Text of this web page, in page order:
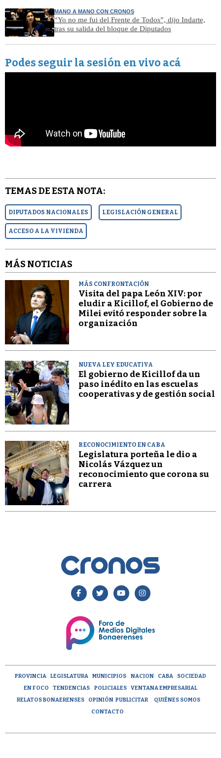
MANO A MANO CON CRONOS
“Yo no me fui del Frente de Todos”, dijo Indarte,
tras su salida del bloque de Diputados
Podes seguir la sesión en vivo acá
TEMAS DE ESTA NOTA:
DIPUTADOS NACIONALES LEGISLACIÓN GENERAL
ACCESO A LA VIVIENDA
MÁS NOTICIAS
MÁS CONFRONTACIÓN
Visita del papa León XIV: por
eludir a Kicillof, el Gobierno de
Milei evitó responder sobre la
organización
NUEVA LEY EDUCATIVA
El gobierno de Kicillof da un
paso inédito en las escuelas
cooperativas y de gestión social
RECONOCIMIENTO EN CABA
Legislatura porteña le dio a
Nicolás Vázquez un
reconocimiento que corona su
carrera
PROVINCIA LEGISLATURA MUNICIPIOS NACION CABA
SOCIEDAD
EN FOCO
TENDENCIAS POLICIALES
VENTANA EMPRESARIAL
RELATOS BONAERENSES
OPINIÓN PUBLICITAR
QUIÉNES SOMOS
CONTACTO